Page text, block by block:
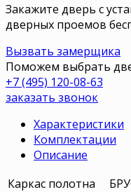
Закажите дверь с
дверных проемов
Вызвать замерщика
Поможем выбрать
+7 (495) 120-08-63
заказать звонок
Характеристики
Комплектации
Описание
Каркас полотна